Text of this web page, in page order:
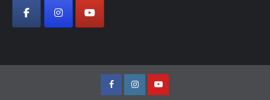
FacebobokInstagramYoutube